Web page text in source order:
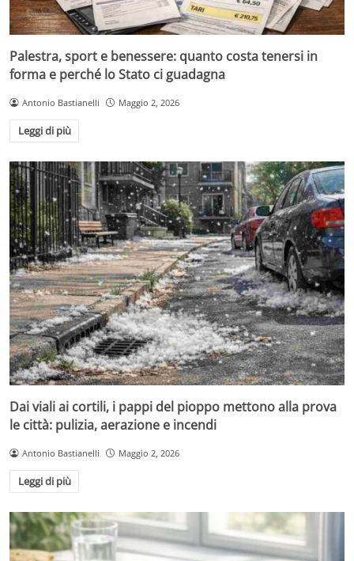
Palestra, sport e benessere: quanto costa tenersi in
forma e perché lo Stato ci guadagna
Antonio Bastianelli Maggio 2, 2026
Leggi di più
Dai viali ai cortili, i pappi del pioppo mettono alla prova
le città: pulizia, aerazione e incendi
Antonio Bastianelli Maggio 2, 2026
Leggi di più